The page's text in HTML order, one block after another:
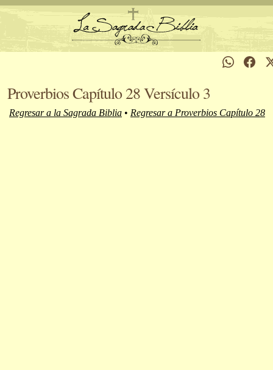
Proverbios Capítulo 28 Versículo 3
Regresar a la Sagrada Biblia • Regresar a Proverbios Capítulo 28